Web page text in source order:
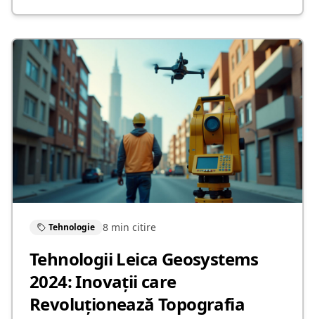
Tehnologie 8 min citire
Tehnologii Leica Geosystems
2024: Inovații care
Revoluționează Topografia